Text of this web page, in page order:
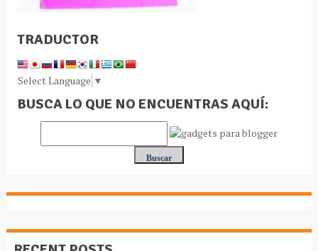
TRADUCTOR
Select Language ▼
BUSCA LO QUE NO ENCUENTRAS AQUÍ: